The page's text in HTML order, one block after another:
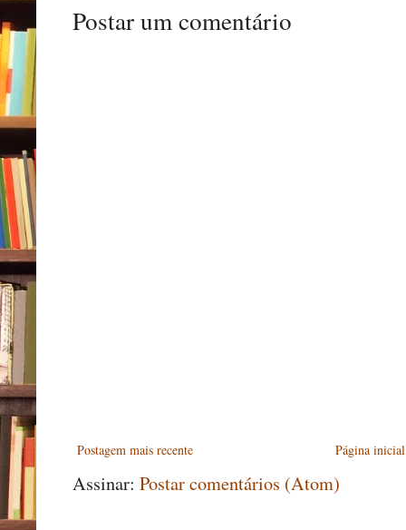
Postar um comentário
Postagem mais recente Página inicial
Assinar: Postar comentários (Atom)